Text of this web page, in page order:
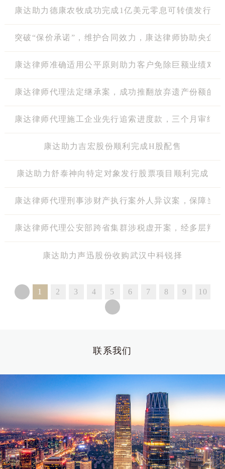
康达助力德康农牧成功完成1亿美元零息可转债发行
突破“保价承诺”，维护合同效力，康达律师协助央企
康达律师准确适用公平原则助力客户免除巨额业绩对
康达律师代理法定继承案，成功推翻放弃遗产份额的
康达律师代理施工企业先行追索进度款，三个月审结
康达助力吉宏股份顺利完成H股配售
康达助力舒泰神向特定对象发行股票项目顺利完成
康达律师代理刑事涉财产执行案外人异议案，保障当
康达律师代理公安部跨省集群涉税虚开案，经多层辩
康达助力声迅股份收购武汉中科锐择
1 2 3 4 5 6 7 8 9 10
联系我们